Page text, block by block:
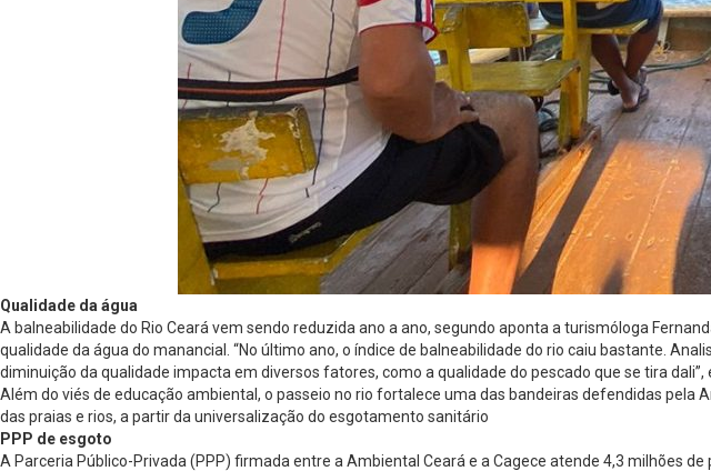
Qualidade da água
A balneabilidade do Rio Ceará vem sendo reduzida ano a ano, segundo aponta a turismóloga
qualidade da água do manancial. “No último ano, o índice de balneabilidade do rio caiu bastante.
diminuição da qualidade impacta em diversos fatores, como a qualidade do pescado que se tira dali”,
Além do viés de educação ambiental, o passeio no rio fortalece uma das bandeiras defendidas
das praias e rios, a partir da universalização do esgotamento sanitário
PPP de esgoto
A Parceria Público-Privada (PPP) firmada entre a Ambiental Ceará e a Cagece atende 4,3 milhões